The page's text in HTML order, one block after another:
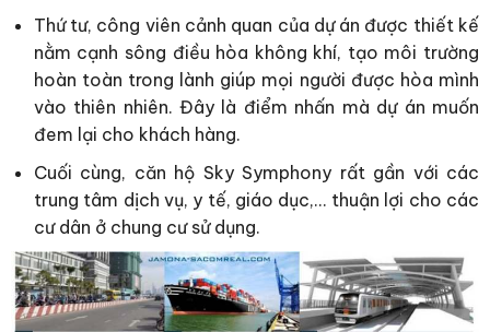
Thứ tư, công viên cảnh quan của dự án được thiết kế
nằm cạnh sông điều hòa không khí, tạo môi trường
hoàn toàn trong lành giúp mọi người được hòa mình
vào thiên nhiên. Đây là điểm nhấn mà dự án muốn
đem lại cho khách hàng.
Cuối cùng, căn hộ Sky Symphony rất gần với các
trung tâm dịch vụ, y tế, giáo dục,… thuận lợi cho các
cư dân ở chung cư sử dụng.